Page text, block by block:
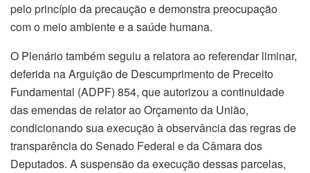
pelo princípio da precaução e demonstra preocupação
com o meio ambiente e a saúde humana.
O Plenário também seguiu a relatora ao referendar liminar,
deferida na Arguição de Descumprimento de Preceito
Fundamental (ADPF) 854, que autorizou a continuidade
das emendas de relator ao Orçamento da União,
condicionando sua execução à observância das regras de
transparência do Senado Federal e da Câmara dos
Deputados. A suspensão da execução dessas parcelas,